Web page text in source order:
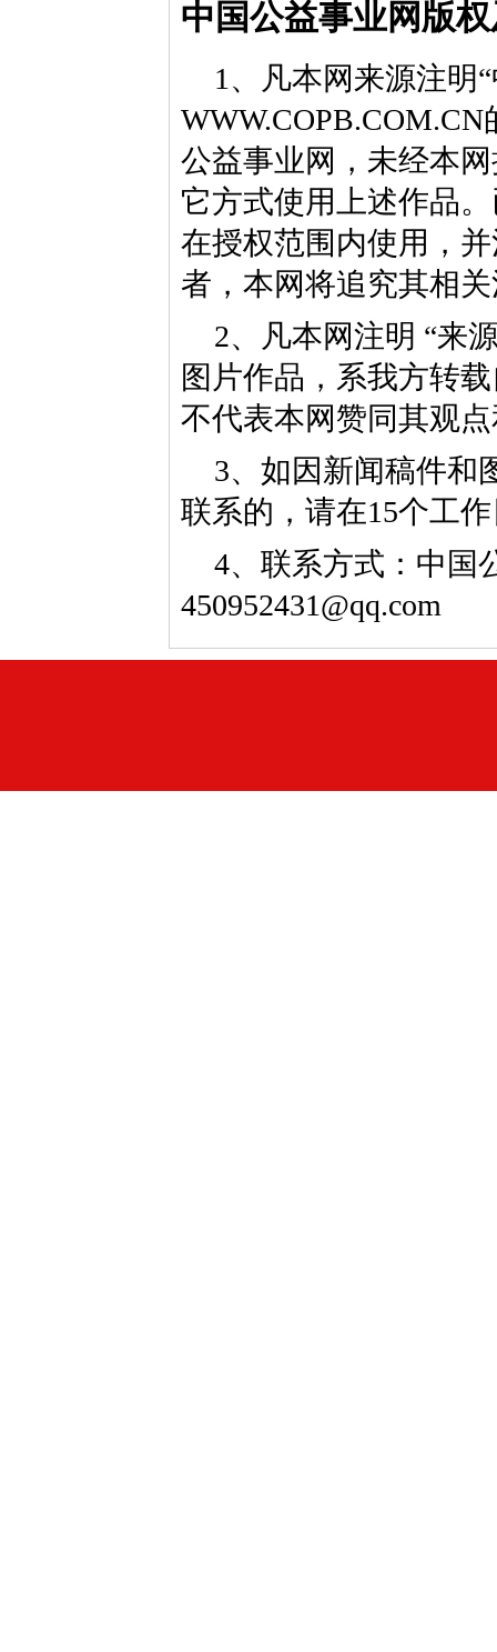
中国公益事业网版
1、凡本网来源注明
公益事业网，未经本
它方式使用上述作品
在授权范围内使用，
者，本网将追究其相
2、凡本网注明 “来
图片作品，系我方转
不代表本网赞同其观
3、如因新闻稿件和
联系的，请在15个工
4、联系方式：中国
450952431@qq.com